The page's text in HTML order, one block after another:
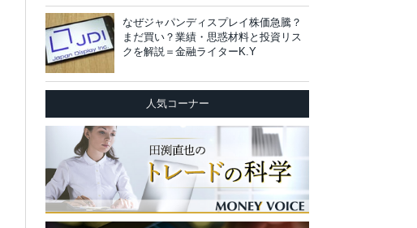
なぜジャパンディスプレイ株価急騰？
まだ買い？業績・思惑材料と投資リス
クを解説＝金融ライターK.Y
人気コーナー